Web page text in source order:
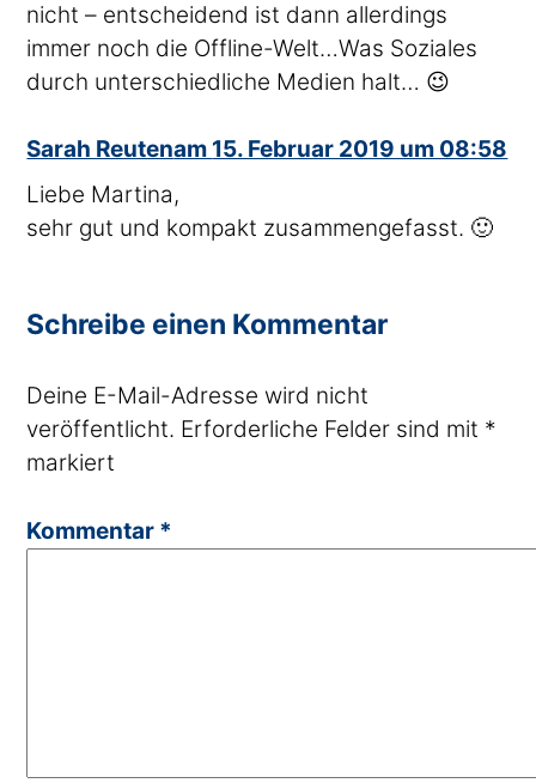
nicht – entscheidend ist dann allerdings
immer noch die Offline-Welt…Was Soziales
durch unterschiedliche Medien halt… 😉
Sarah Reutensagte
am 15. Februar 2019 um 08:58
Liebe Martina,
sehr gut und kompakt zusammengefasst. 🙂
Schreibe einen Kommentar
Deine E-Mail-Adresse wird nicht
veröffentlicht. Erforderliche Felder sind mit *
markiert
Kommentar *